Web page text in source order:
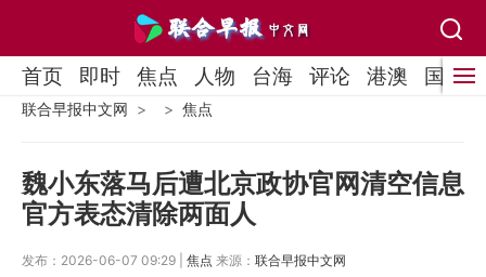
首页 即时 焦点 人物 台海 评论 港澳 国际
联合早报中文网 焦点
魏小东落马后遭北京政协官网清空信息
官方表态清除两面人
发布：2026-06-07 09:29 | 焦点 来源： 联合早报中文网